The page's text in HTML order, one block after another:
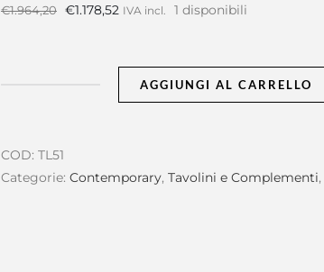
€1.964,20 Il
€1.964,20.
€1.178,52 Il
€1.178,52.
IVA incl. 1 disponibili
quantità
AGGIUNGI AL CARRELLO
COD: TL51
Categorie: Contemporary, Tavolini e Complementi,